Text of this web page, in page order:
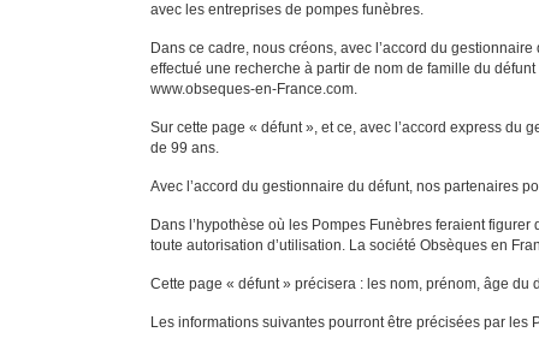
avec les entreprises de pompes funèbres.
Dans ce cadre, nous créons, avec l’accord du
effectué une recherche à partir de nom de famille du
www.obseques-en-France.com.
Sur cette page « défunt », et ce, avec l’accord express
de 99 ans.
Avec l’accord du gestionnaire du défunt, nos partenaires
Dans l’hypothèse où les Pompes Funèbres feraient
toute autorisation d’utilisation. La société Obsèques en
Cette page « défunt » précisera : les nom, prénom, âge
Les informations suivantes pourront être précisées par les